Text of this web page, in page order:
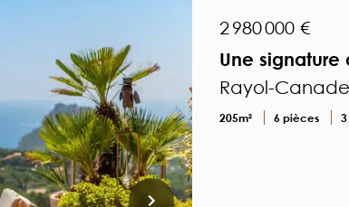
2 980 000 €
Une
Rayol-
205m² 6 pièces